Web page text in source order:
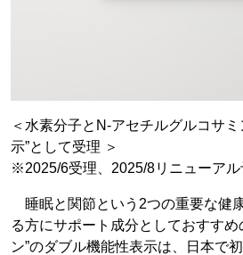
＜水素分子とN-アセチルグルコサ
示”として受理 ＞
※2025/6受理、2025/8リニューアル
睡眠と関節という2つの重要な健
る方にサポート成分としておすすめ
ン”のダブル機能性表示は、日本で